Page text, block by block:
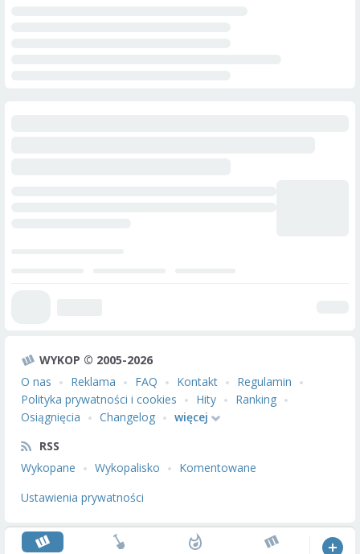
WYKOP © 2005-2026
O nas
Reklama FAQ Kontakt
Regulamin
Polityka prywatności i cookies
Hity
Ranking
Osiągnięcia
Changelog
więcej
RSS
Wykopane
Wykopalisko
Komentowane
Ustawienia prywatności